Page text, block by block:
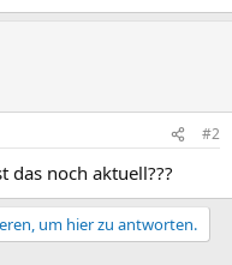
#2
das noch aktuell???
um hier zu antworten.